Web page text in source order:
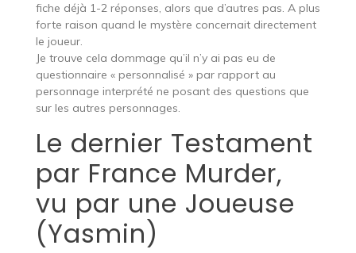
fiche déjà 1-2 réponses, alors que d’autres pas. A plus
forte raison quand le mystère concernait directement
le joueur.
Je trouve cela dommage qu’il n’y ai pas eu de
questionnaire « personnalisé » par rapport au
personnage interprété ne posant des questions que
sur les autres personnages.
Le dernier Testament
par France Murder,
vu par une Joueuse
(Yasmin)